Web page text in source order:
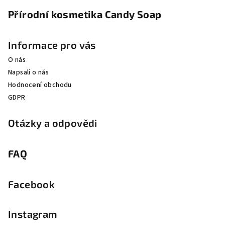
Přírodní kosmetika Candy Soap
Informace pro vás
O nás
Napsali o nás
Hodnocení obchodu
GDPR
Otázky a odpovědi
FAQ
Facebook
Instagram